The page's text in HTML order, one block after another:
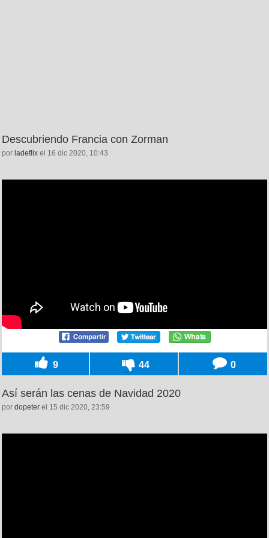
Descubriendo Francia con Zorman
por ladeflix el 16 dic 2020, 10:43
9 44 0
Así serán las cenas de Navidad 2020
por dopeter el 15 dic 2020, 23:59